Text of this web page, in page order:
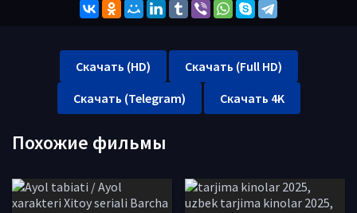
Скачать (HD)
Скачать (Full HD)
Скачать (Telegram)
Скачать 4K
Похожие фильмы